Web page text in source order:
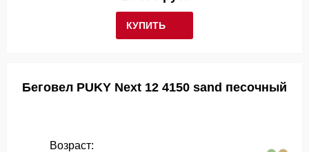
КУПИТЬ
Беговел PUKY Next 12 4150 sand песочный
Возраст: